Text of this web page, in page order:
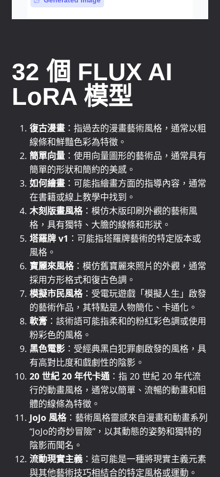
32 個 FLUX AI
LoRA 模型
復古漫畫 ：指過去的漫畫藝術風格，通常以粗
線條和鮮豔色彩為特徵。
簡單向量 ：使用向量圖形的藝術品，通常具有
簡單的形狀和簡約的美感。
如何繪畫 ：可能指繪畫方面的指導內容，通常
在書籍或線上教學中找到。
木刻版畫風格：模仿木版印刷外觀的藝術風
格，具有獨特、大膽的線條和形狀。
塔羅牌 v1 ：可能指塔羅牌藝術的特定版本或
風格。
寶麗來風格：模仿舊寶麗來照片的外觀，通常
採用方形格式和復古色調。
模擬市民風格：受電玩遊戲「模擬人生」啟發
的藝術作品，其特點是人物簡化、卡通化。
軟膏 ：該術語可能指柔和的粉紅彩色調或使用
粉彩色的風格。
黑色電影 ：受經典黑白犯罪劇啟發的風格，具
有高對比度和戲劇性的陰影。
20 世紀 20 年代卡通：指 20 世紀 20 年代流
行的動畫風格，通常以簡單、流暢的動畫和粗
體的線條為特徵。
JoJo 風格：藝術風格靈感來自漫畫和動畫系列
“JoJo的奇妙冒險”，以其動態的姿勢和獨特的
陰影而聞名。
流動現實主義 ：這可能是一種將現實主義元素
與其他藝術技巧相結合的特定風格或運動。